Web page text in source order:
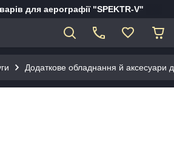
для аерографії "SPEKTR-V"
Додаткове обладнання й аксесуари